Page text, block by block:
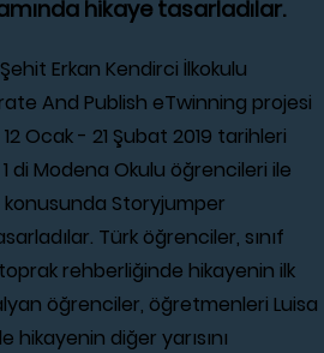
hikaye tasarladılar.
Erkan Kendirci İlkokulu
And Publish eTwinning projesi
Ocak - 21 Şubat 2019 tarihleri
di Modena Okulu öğrencileri ile
Storyjumper
Türk öğrenciler, sınıf
rehberliğinde hikayenin ilk
öğrenciler, öğretmenleri Luisa
diğer yarısını